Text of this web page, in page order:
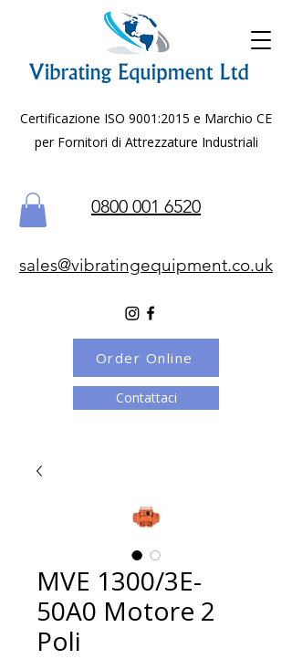
Certificazione ISO 9001:2015 e Marchio CE
per Fornitori di Attrezzature Industriali
0800 001 6520
sales@vibratingequipment.co.uk
Contattaci
Order Online
MVE 1300/3E-
50A0 Motore 2
Poli